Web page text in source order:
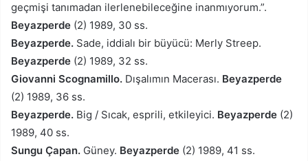
geçmişi tanımadan ilerlenebileceğine inanmıyorum.”.
Beyazperde (2) 1989, 30 ss.
Beyazperde. Sade, iddialı bir büyücü: Merly Streep.
Beyazperde (2) 1989, 32 ss.
Giovanni Scognamillo. Dışalımın Macerası. Beyazperde
(2) 1989, 36 ss.
Beyazperde. Big / Sıcak, esprili, etkileyici. Beyazperde (2)
1989, 40 ss.
Sungu Çapan. Güney. Beyazperde (2) 1989, 41 ss.